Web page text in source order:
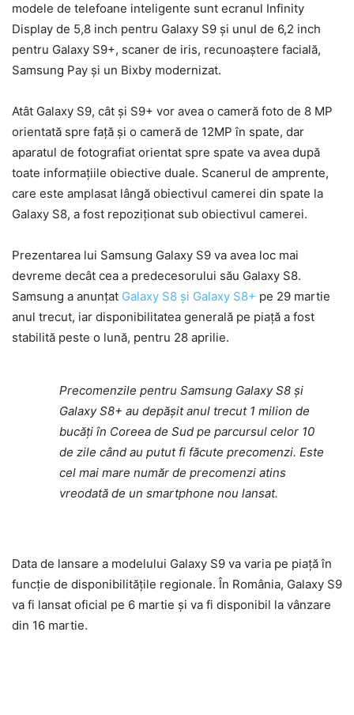
modele de telefoane inteligente sunt ecranul Infinity
Display de 5,8 inch pentru Galaxy S9 și unul de 6,2 inch
pentru Galaxy S9+, scaner de iris, recunoaștere facială,
Samsung Pay și un Bixby modernizat.
Atât Galaxy S9, cât și S9+ vor avea o cameră foto de 8 MP
orientată spre față și o cameră de 12MP în spate, dar
aparatul de fotografiat orientat spre spate va avea după
toate informațiile obiective duale. Scanerul de amprente,
care este amplasat lângă obiectivul camerei din spate la
Galaxy S8, a fost repoziționat sub obiectivul camerei.
Prezentarea lui Samsung Galaxy S9 va avea loc mai
devreme decât cea a predecesorului său Galaxy S8.
Samsung a anunțat Galaxy S8 și Galaxy S8+ pe 29 martie
anul trecut, iar disponibilitatea generală pe piață a fost
stabilită peste o lună, pentru 28 aprilie.
Precomenzile pentru Samsung Galaxy S8 și
Galaxy S8+ au depășit anul trecut 1 milion de
bucăți în Coreea de Sud pe parcursul celor 10
de zile când au putut fi făcute precomenzi. Este
cel mai mare număr de precomenzi atins
vreodată de un smartphone nou lansat.
Data de lansare a modelului Galaxy S9 va varia pe piață în
funcție de disponibilitățile regionale. În România, Galaxy S9
va fi lansat oficial pe 6 martie și va fi disponibil la vânzare
din 16 martie.